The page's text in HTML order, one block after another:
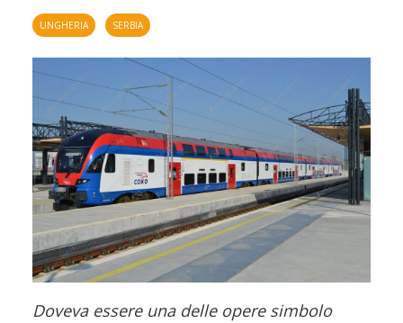
UNGHERIA SERBIA
Doveva essere una delle opere simbolo